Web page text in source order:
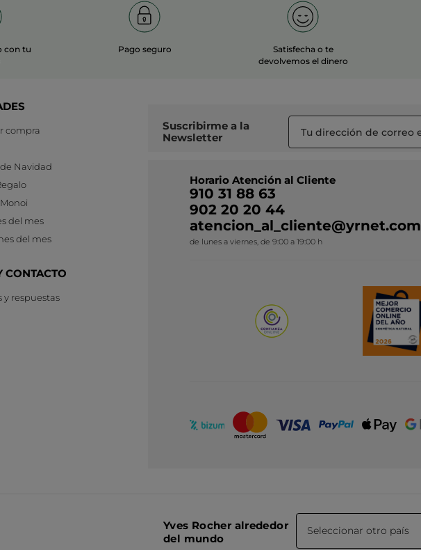
con tu
Pago seguro
Satisfecha o te
devolvemos el dinero
compra
Navidad
del mes
del mes
CONTACTO
y respuestas
Suscribirme a la
Newsletter
Horario Atención al Cliente
910 31 88 63
902 20 20 44
atencion_al_cliente@yrnet.com
de lunes a viernes, de 9:00 a 19:00 h
Yves Rocher alrededor
del mundo
Seleccionar otro país